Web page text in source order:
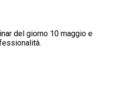
del giorno 10 maggio e